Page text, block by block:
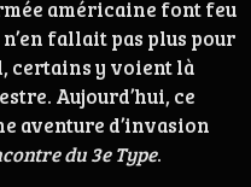
américaine font feu
fallait pas plus pour
certains y voient là
Aujourd’hui, ce
aventure d’invasion
du 3e Type.